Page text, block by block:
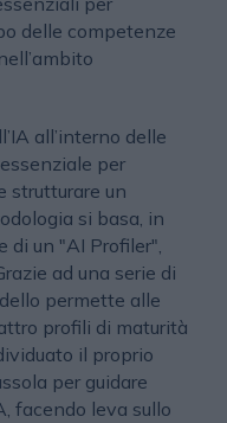
delle competenze
all’interno delle
per
strutturare un
si basa, in
di un "AI Profiler",
ad una serie di
permette alle
profili di maturità
il proprio
per guidare
facendo leva sullo